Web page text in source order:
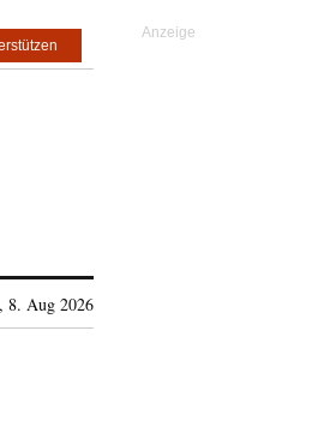
8. Aug 2026